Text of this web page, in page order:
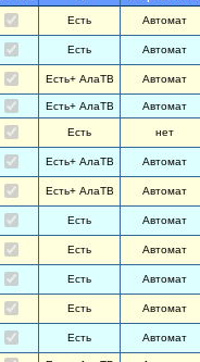
Есть Автомат
Есть Автомат
Есть+ АлаТВ Автомат
Есть+ АлаТВ Автомат
Есть нет
Есть+ АлаТВ Автомат
Есть+ АлаТВ Автомат
Есть Автомат
Есть Автомат
Есть Автомат
Есть Автомат
Есть Автомат